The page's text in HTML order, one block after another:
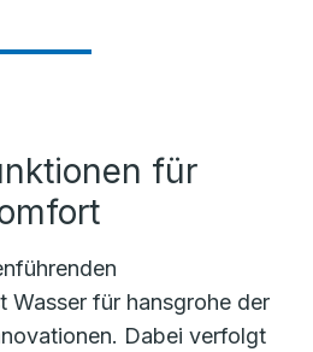
für
Wasser für hansgrohe der
Dabei verfolgt